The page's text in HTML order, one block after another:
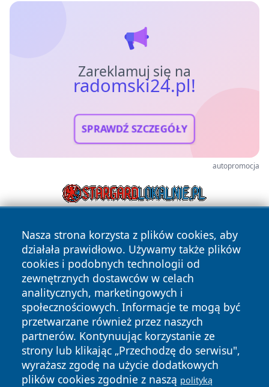
Zareklamuj się na
radomski24.pl!
SPRAWDŹ SZCZEGÓŁY
autopromocja
Nasza strona korzysta z plików cookies, aby
działała prawidłowo. Używamy także plików
cookies i podobnych technologii od
zewnętrznych dostawców w celach
analitycznych, marketingowych i
społecznościowych. Informacje te mogą być
przetwarzane również przez naszych
partnerów. Kontynuując korzystanie ze
strony lub klikając „Przechodzę do serwisu",
wyrażasz zgodę na użycie dodatkowych
plików cookies zgodnie z naszą polityką
Copyright © 2026 radomski24.pl Wszystkie prawa
zastrzeżone.
News Autorzy
Polityka
Prywatności
Polityka
Cookies